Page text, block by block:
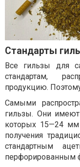
Стандарты
Все гильзы для
стандартам,
продукцию.
Самыми
гильзы. Они
которых 15—24 мм
получения
стандартным
перфорированным